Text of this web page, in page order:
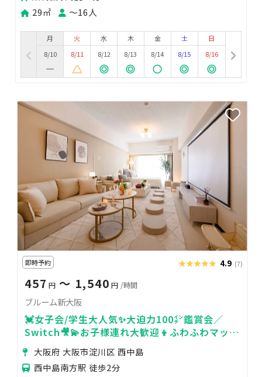
29㎡
〜16人
月
8/10
火
8/11
水
8/12
木
8/13
金
8/14
土
8/15
日
8/16
即時予約 ★★★★★
★★★★★ 4.9 (7)
457 円〜 1,540 円 /時間
ブルーム新大阪
💓女子会/学生大人気✨大迫力100㌅鑑賞会／
Switch🎥💫お子様連れ大歓迎👦ふわふわマット
レス🤍飾付けバースデー🎂２回目以降２割引🎁
大阪府 大阪市淀川区 西中島
西中島南方駅 徒歩2分